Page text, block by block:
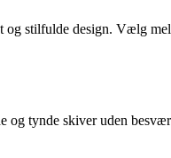
og stilfulde design. Vælg
tynde skiver uden